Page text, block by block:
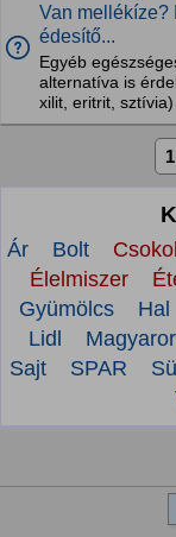
Van mellékíze?
édesítő...
Egyéb
alternatíva is
xilit, eritrit,
1
Ár Bolt
Élelmiszer
Gyümölcs
Hal
Lidl
Sajt
SPAR